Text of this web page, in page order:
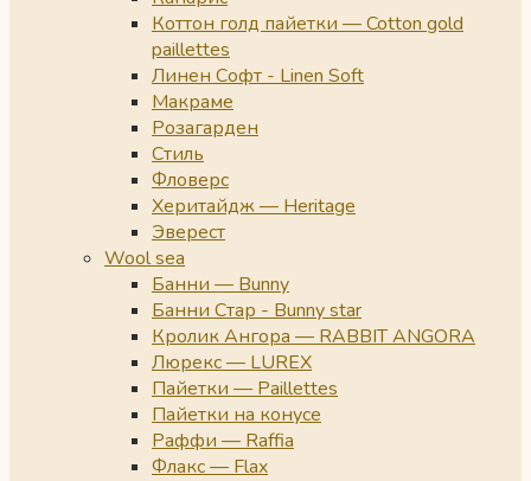
Коттон голд пайетки — Cotton gold
paillettes
Линен Софт - Linen Soft
Макраме
Розагарден
Стиль
Фловерс
Херитайдж — Heritage
Эверест
Wool sea
Банни — Bunny
Банни Стар - Bunny star
Кролик Ангора — RABBIT ANGORA
Люрекс — LUREX
Пайетки — Paillettes
Пайетки на конусе
Раффи — Raffia
Флакс — Flax